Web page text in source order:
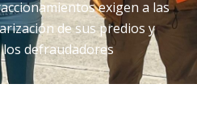
exigen a las
de sus predios y
defraudadores